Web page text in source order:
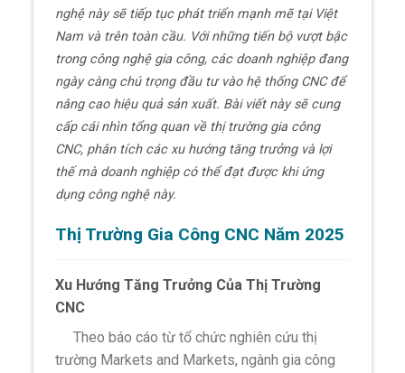
nghệ này sẽ tiếp tục phát triển mạnh mẽ tại Việt
Nam và trên toàn cầu. Với những tiến bộ vượt bậc
trong công nghệ gia công, các doanh nghiệp đang
ngày càng chú trọng đầu tư vào hệ thống CNC để
nâng cao hiệu quả sản xuất. Bài viết này sẽ cung
cấp cái nhìn tổng quan về thị trường gia công
CNC, phân tích các xu hướng tăng trưởng và lợi
thế mà doanh nghiệp có thể đạt được khi ứng
dụng công nghệ này.
Thị Trường Gia Công CNC Năm 2025
Xu Hướng Tăng Trưởng Của Thị Trường
CNC
Theo báo cáo từ tổ chức nghiên cứu thị
trường Markets and Markets, ngành gia công